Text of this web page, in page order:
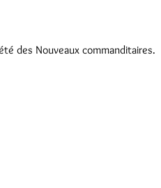
des Nouveaux commanditaires.